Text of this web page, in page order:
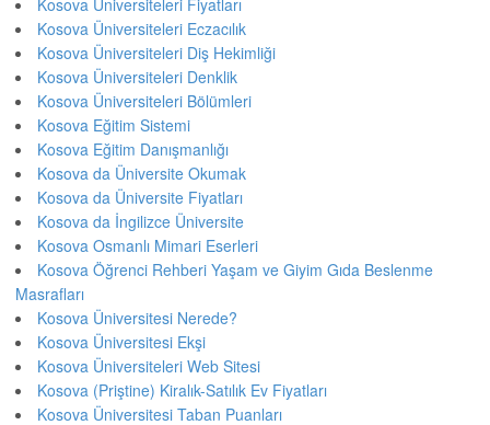
Kosova Üniversiteleri Eczacılık
Kosova Üniversiteleri Diş Hekimliği
Kosova Üniversiteleri Denklik
Kosova Üniversiteleri Bölümleri
Kosova Eğitim Sistemi
Kosova Eğitim Danışmanlığı
Kosova da Üniversite Okumak
Kosova da Üniversite Fiyatları
Kosova da İngilizce Üniversite
Kosova Osmanlı Mimari Eserleri
Kosova Öğrenci Rehberi Yaşam ve Giyim Gıda Beslenme
Masrafları
Kosova Üniversitesi Nerede?
Kosova Üniversitesi Ekşi
Kosova Üniversiteleri Web Sitesi
Kosova (Priştine) Kiralık-Satılık Ev Fiyatları
Kosova Üniversitesi Taban Puanları